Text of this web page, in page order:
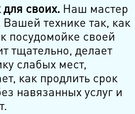
своих.Наш мастер
Вашей технике так, как
посудомойке своей
тщательно, делает
слабых мест,
как продлить срок
навязанных услуг и